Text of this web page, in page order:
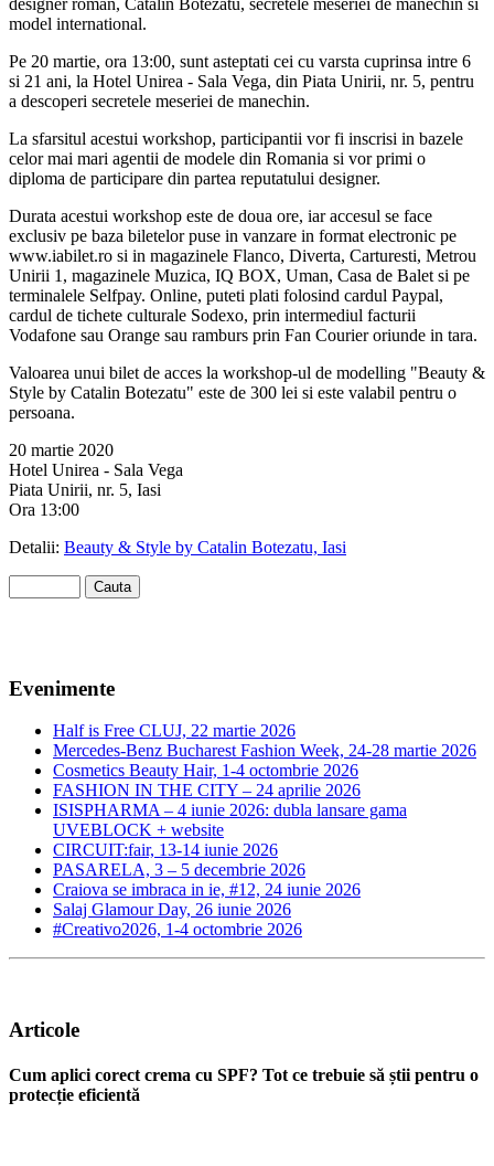
model international.
Pe 20 martie, ora 13:00, sunt asteptati cei cu varsta cuprinsa intre 6
si 21 ani, la Hotel Unirea - Sala Vega, din Piata Unirii, nr. 5, pentru
a descoperi secretele meseriei de manechin.
La sfarsitul acestui workshop, participantii vor fi inscrisi in bazele
celor mai mari agentii de modele din Romania si vor primi o
diploma de participare din partea reputatului designer.
Durata acestui workshop este de doua ore, iar accesul se face
exclusiv pe baza biletelor puse in vanzare in format electronic pe
www.iabilet.ro si in magazinele Flanco, Diverta, Carturesti, Metrou
Unirii 1, magazinele Muzica, IQ BOX, Uman, Casa de Balet si pe
terminalele Selfpay. Online, puteti plati folosind cardul Paypal,
cardul de tichete culturale Sodexo, prin intermediul facturii
Vodafone sau Orange sau ramburs prin Fan Courier oriunde in tara.
Valoarea unui bilet de acces la workshop-ul de modelling "Beauty &
Style by Catalin Botezatu" este de 300 lei si este valabil pentru o
persoana.
20 martie 2020
Hotel Unirea - Sala Vega
Piata Unirii, nr. 5, Iasi
Ora 13:00
Detalii: Beauty & Style by Catalin Botezatu, Iasi
Evenimente
Half is Free CLUJ, 22 martie 2026
Mercedes-Benz Bucharest Fashion Week, 24-28 martie 2026
Cosmetics Beauty Hair, 1-4 octombrie 2026
FASHION IN THE CITY – 24 aprilie 2026
ISISPHARMA – 4 iunie 2026: dubla lansare gama
UVEBLOCK + website
CIRCUIT:fair, 13-14 iunie 2026
PASARELA, 3 – 5 decembrie 2026
Craiova se imbraca in ie, #12, 24 iunie 2026
Salaj Glamour Day, 26 iunie 2026
#Creativo2026, 1-4 octombrie 2026
Articole
Cum aplici corect crema cu SPF? Tot ce trebuie să știi pentru o
protecție eficientă